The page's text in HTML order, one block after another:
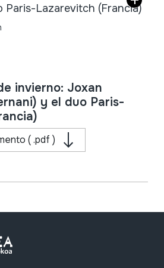
invierno: Joxan
y el duo Paris-
( .pdf )